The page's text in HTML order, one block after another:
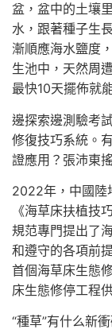
盆，盆中的土壤
水，跟著種子生
漸順應海水鹽度
生池中，天然周
最快10天擺佈就
邊探索邊測驗考
修復技巧系統。
證應用？張沛東
2022年，中國陸
《海草床扶植技
規范專門提出了
和遵守的各項前
首個海草床生態
床生態修停工程
“種草”有什么新衝